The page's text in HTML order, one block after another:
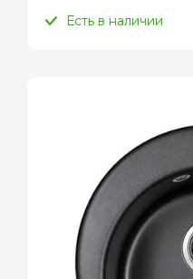
Есть в наличии